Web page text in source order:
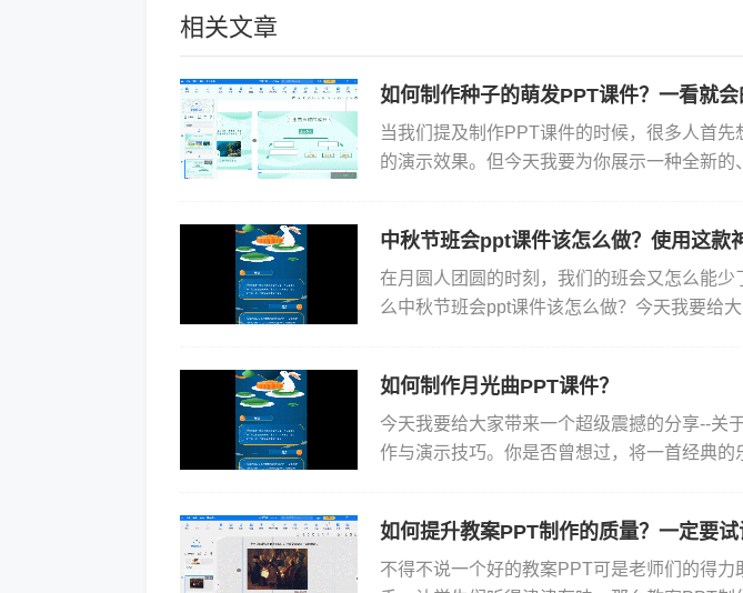
相关文章
如何制作种子的萌发PPT课件？一看就会
当我们提及制作PPT课件的时候，很多人首
的演示效果。但今天我要为你展示一种全新
中秋节班会ppt课件该怎么做？使用这款
在月圆人团圆的时刻，我们的班会又怎么能少
么中秋节班会ppt课件该怎么做？今天我要给
如何制作月光曲PPT课件？
今天我要给大家带来一个超级震撼的分享--关
作与演示技巧。你是否曾想过，将一首经典的
如何提升教案PPT制作的质量？一定要试
不得不说一个好的教案PPT可是老师们的得力